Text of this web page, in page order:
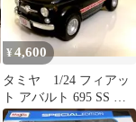
¥4,600
タミヤ 1/24 フィアッ
ト アバルト 695 SS 塗
装済完成品